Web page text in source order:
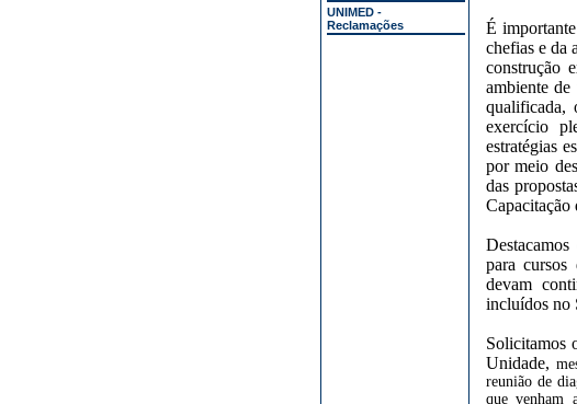
UNIMED -
Reclamações
É
chefias e da
construção
ambiente
qualificada,
exercício
estratégias
por meio
das
Capacitação
para cursos
devam
incluídos no
Solicitamos
Unidade,
reunião de
quevenham